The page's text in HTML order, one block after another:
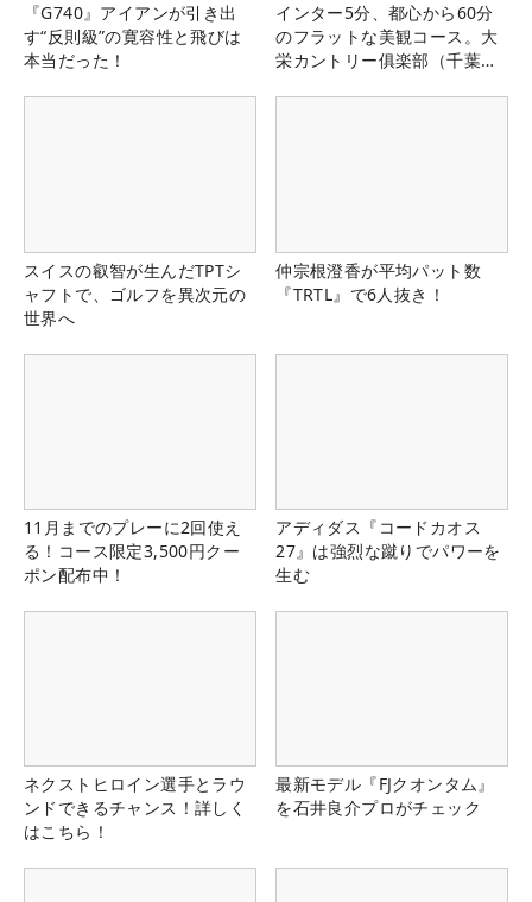
『G740』アイアンが引き出
す“反則級”の寛容性と飛びは
本当だった！
インター5分、都心から60分
のフラットな美観コース。大
栄カントリー俱楽部（千葉
スイスの叡智が生んだTPTシ
ャフトで、ゴルフを異次元の
世界へ
仲宗根澄香が平均パット数
『TRTL』で6人抜き！
11月までのプレーに2回使え
る！コース限定3,500円クー
ポン配布中！
アディダス『コードカオス
27』は強烈な蹴りでパワーを
生む
ネクストヒロイン選手とラウ
ンドできるチャンス！詳しく
はこちら！
最新モデル『FJクオンタム』
を石井良介プロがチェック